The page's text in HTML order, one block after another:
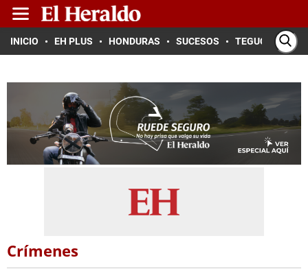
INICIO EH PLUS HONDURAS SUCESOS TEGUCIGALPA
Crímenes